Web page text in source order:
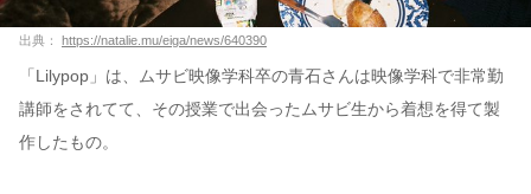
出典： https://natalie.mu/eiga/news/640390
「Lilypop」は、ムサビ映像学科卒の青石さんは映像学科で非常勤
講師をされてて、その授業で出会ったムサビ生から着想を得て製
作したもの。